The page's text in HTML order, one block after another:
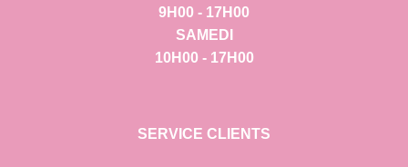
9H00 - 17H00
SAMEDI
10H00 - 17H00
SERVICE CLIENTS